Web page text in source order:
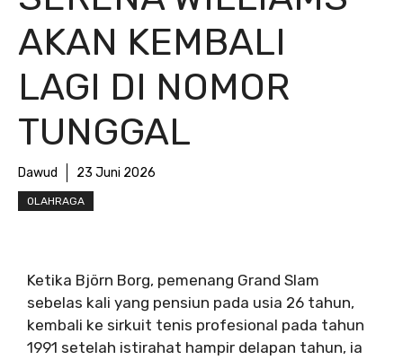
AKAN KEMBALI
LAGI DI NOMOR
TUNGGAL
Dawud 23 Juni 2026
OLAHRAGA
Ketika Björn Borg, pemenang Grand Slam
sebelas kali yang pensiun pada usia 26 tahun,
kembali ke sirkuit tenis profesional pada tahun
1991 setelah istirahat hampir delapan tahun, ia